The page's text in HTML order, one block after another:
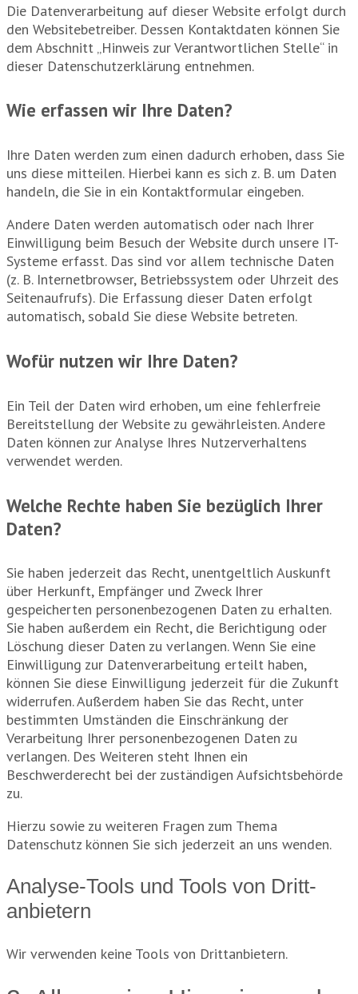
Die Datenverarbeitung auf dieser Website erfolgt durch
den Websitebetreiber. Dessen Kontaktdaten können Sie
dem Abschnitt „Hinweis zur Verantwortlichen Stelle“ in
dieser Datenschutzerklärung entnehmen.
Wie erfassen wir Ihre Daten?
Ihre Daten werden zum einen dadurch erhoben, dass Sie
uns diese mitteilen. Hierbei kann es sich z. B. um Daten
handeln, die Sie in ein Kontaktformular eingeben.
Andere Daten werden automatisch oder nach Ihrer
Einwilligung beim Besuch der Website durch unsere IT-
Systeme erfasst. Das sind vor allem technische Daten
(z. B. Internetbrowser, Betriebssystem oder Uhrzeit des
Seitenaufrufs). Die Erfassung dieser Daten erfolgt
automatisch, sobald Sie diese Website betreten.
Wofür nutzen wir Ihre Daten?
Ein Teil der Daten wird erhoben, um eine fehlerfreie
Bereitstellung der Website zu gewährleisten. Andere
Daten können zur Analyse Ihres Nutzerverhaltens
verwendet werden.
Welche Rechte haben Sie bezüglich Ihrer
Daten?
Sie haben jederzeit das Recht, unentgeltlich Auskunft
über Herkunft, Empfänger und Zweck Ihrer
gespeicherten personenbezogenen Daten zu erhalten.
Sie haben außerdem ein Recht, die Berichtigung oder
Löschung dieser Daten zu verlangen. Wenn Sie eine
Einwilligung zur Datenverarbeitung erteilt haben,
können Sie diese Einwilligung jederzeit für die Zukunft
widerrufen. Außerdem haben Sie das Recht, unter
bestimmten Umständen die Einschränkung der
Verarbeitung Ihrer personenbezogenen Daten zu
verlangen. Des Weiteren steht Ihnen ein
Beschwerderecht bei der zuständigen Aufsichtsbehörde
zu.
Hierzu sowie zu weiteren Fragen zum Thema
Datenschutz können Sie sich jederzeit an uns wenden.
Analyse-Tools und Tools von Dritt­
anbietern
Wir verwenden keine Tools von Drittanbietern.